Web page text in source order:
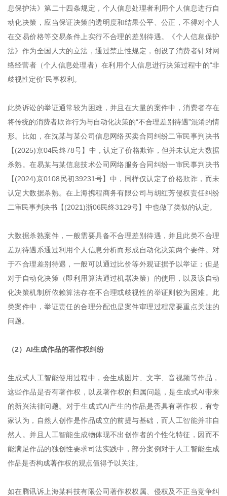
息保护法》第二十四条规定，个人信息处理者利用个人信息进行自
动化决策，应当保证决策的透明度和结果公平、公正，不得对个人
在交易价格等交易条件上实行不合理的差别待遇。《个人信息保护
法》作为全国人大的立法，通过禁止性规定，创设了消费者针对网
络经营者（个人信息处理者）在利用个人信息进行决策过程中的“非
歧视性定价”民事权利。
此类诉讼的举证通常较为困难，并且在大量的案件中，消费者存在
将传统的消费者欺诈行为与自动化决策的“不合理差别待遇”混淆的情
形。比如，在沈某与某公司信息网络买卖合同纠纷二审民事判决书
【(2025)京04民终78号】中，认定了价格欺诈，但并未认定大数据
杀熟。在易某与某信息技术公司网络服务合同纠纷一审民事判决书
【(2024)京0108民初39231号】中，同样仅认定了价格欺诈，而未
认定大数据杀熟。在上海携程商务有限公司与胡红芳侵权责任纠纷
二审民事判决书【(2021)浙06民终3129号】中也做了类似的认定。
大数据杀熟案件，一般需要具备不合理差别待遇，并且此类不合理
差别待遇系通过利用个人信息分析而形成自动化决策两个要件。对
于不合理差别待遇，一般可以通过比价等外观证据予以举证；但是
对于自动化决策（即利用算法通过机器决策）的使用，以及该自动
化决策机制所依赖算法存在不合理或歧视性的举证则较为困难。此
类案件中，举证责任的合理分配也是案件审理过程需要重点关注的
问题。
（2）AI生成作品的著作权纠纷
生成式人工智能使用过程中，会生成图片、文字、音视频等作品，
这些作品是否有著作权，以及著作权的归属问题，是生成式AI带来
的新兴法律问题。对于生成式AI产生的作品是否具有著作权，有专
家认为，自然人创作是作品成立的前提与基础，而人工智能并非自
然人。并且人工智能生成物体现不出创作者的个性化特征，因而不
能满足作品的独创性要求司法实践中，部分案例对于人工智能生成
作品是否构成著作权的观点值得予以关注。
如在腾讯诉上海某科技有限公司著作权权属、侵权及不正当竞争纠